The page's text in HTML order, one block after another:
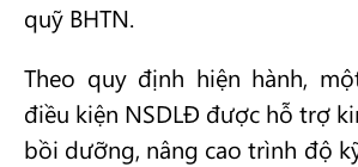
quỹ BHTN.
Theo quy định hiện hành,
điều kiện NSDLĐ được hỗ trợ
bồi dưỡng, nâng cao trình độ